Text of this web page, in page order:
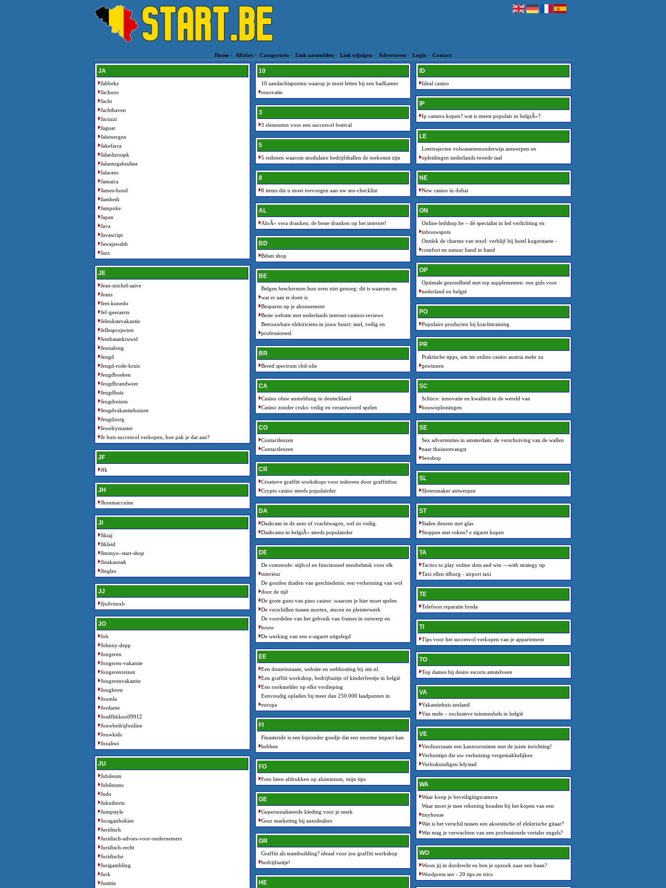
Home - Alfabet - Categorieën - Link aanmelden - Link wijzigen - Adverteren - Login - Contact
JA
Jabbeke
Jachoos
Jacht
Jachthaven
Jacuzzi
Jaguar
Jahenergen
Jakefarra
Jalanluruspk
Jalantogelonline
Jalarans
Jamaica
James-bond
Jamhedi
Jampoke
Japan
Java
Javascript
Jawajawahh
Jazz
JE
Jean-michel-saive
Jeans
Jeet-kunedo
Jef-geeraerts
Jeleukstevakantie
Jellesprojecten
Jembatankruwel
Jennalong
Jeugd
Jeugd-rode-kruis
Jeugdboeken
Jeugdbrandweer
Jeugdhuis
Jeugdreizen
Jeugdvakantiehuizen
Jeugdzorg
Jewelrymaster
Je huis succesvol verkopen, hoe pak je dat aan?
JF
Jfk
JH
Jhonmaccuine
JI
Jikiaj
Jikleid
Jimmys--start-shop
Jinakaunak
Jingles
JJ
Jjxdvnnxb
JO
Job
Johnny-depp
Jongeren
Jongeren-vakantie
Jongerenreizen
Jongerenvakantie
Jongleren
Joomla
Jordanie
Josdfhkkoo09912
Jouwbedrijfonline
Jouwkids
Jozaliwi
JU
Jubileum
Jubileums
Judo
Juknihertu
Jumpstyle
Juraganhokiee
Juridisch
Juridisch-advies-voor-ondernemers
Juridisch-recht
Juridische
Jurigambling
Jurk
Justitie
10
10 aandachtspunten waarop je moet letten bij een badkamer
renovatie
3
3 elementen voor een succesvol festival
5
5 redenen waarom modulaire bedrijfshallen de toekomst zijn
8
8 items die u moet toevoegen aan uw seo-checklist
AL
AloÃ« vera dranken; de beste dranken op het internet!
BD
Bdsm shop
BE
Belgen beschermen hun oren niet genoeg: dit is waarom en
wat er aan te doen is
Besparen op je abonnement
Beste website met nederlands internet casinos reviews
Betrouwbare elektriciens in jouw buurt: snel, veilig en
professioneel
BR
Breed spectrum cbd-olie
CA
Casino ohne anmeldung in deutschland
Casino zonder cruks: veilig en verantwoord spelen
CO
Contactlenzen
Contactlenzen
CR
Creatieve graffiti workshops voor iedereen door graffitifun
Crypto casino steeds populairder
DA
Dashcam in de auto of vrachtwagen, wel zo veilig.
Dashcams in belgiÃ« steeds populairder
DE
De commode: stijlvol en functioneel meubelstuk voor elk
interieur
De gouden draden van geschiedenis: een verkenning van wol
door de tijd
De grote guns van pino casino: waarom je hier moet spelen
De verschillen tussen mortex, stucen en pleisterwerk
De voordelen van het gebruik van frames in ontwerp en
bouw
De werking van een e-sigaret uitgelegd
EE
Een domeinnaam, website en webhosting bij site.nl
Een graffiti workshop, bedrijfsuitje of kinderfeestje in belgië
Een rookmelder op elke verdieping
Eenvoudig opladen bij meer dan 250.000 laadpunten in
europa
FI
Finasteride is een bijzonder goedje dat een enorme impact kan
hebben
FO
Foto laten afdrukken op aluminium, mijn tips
GE
Gepersonaliseerde kleding voor je merk
Geur marketing bij autodealers
GR
Graffiti als teambuilding? ideaal voor jou graffiti workshop
bedrijfsuitje!
HE
ID
Ideal casino
IP
Ip camera kopen? wat is meest populair in belgiÃ«?
LE
Leertrajecten volwassenenonderwijs antwerpen en
opleidingen nederlands tweede taal
NE
New casino in dubai
ON
Online-ledshop.be – dé specialist in led verlichting en
inbouwspots
Ontdek de charme van texel: verblijf bij hotel kogerstaete -
comfort en natuur hand in hand
OP
Optimale gezondheid met top supplementen: een gids voor
nederland en belgië
PO
Populaire producten bij krachttraining
PR
Praktische tipps, um im online casino austria mehr zu
gewinnen
SC
Schüco: innovatie en kwaliteit in de wereld van
bouwoplossingen
SE
Sex advertenties in amsterdam: de verschuiving van de wallen
naar thuisontvangst
Sexshop
SL
Slotenmaker antwerpen
ST
Stalen deuren met glas
Stoppen met roken? e sigaret kopen
TA
Tactics to play online slots and win —with strategy tip
Taxi ellen tilburg - airport taxi
TE
Telefoon reparatie breda
TI
Tips voor het succesvol verkopen van je appartement
TO
Top dames bij desire escorts amstelveen
VA
Vakantiehuis zeeland
Van mele – exclusieve tuinmeubels in belgië
VE
Verduurzaam een kantoorruimte met de juiste inrichting!
Verhuistips die uw verhuizing vergemakkelijken
Verloskundigen lelystad
WA
Waar koop je beveiligingscamera
Waar moet je mee rekening houden bij het kopen van een
tinyhouse
Wat is het verschil tussen een akoestische of elektrische gitaar?
Wat mag je verwachten van een professionele vertaler engels?
WO
Woon jij in dordrecht en ben je opzoek naar een baan?
Wordpress seo - 20 tips en trics